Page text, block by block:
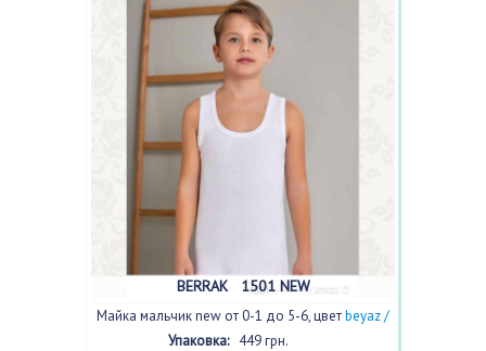
BERRAK 1501 NEW
Майка мальчик new от 0-1 до 5-6, цветbeyaz /
белый/, 6 шт.
Упаковка: 449 грн.